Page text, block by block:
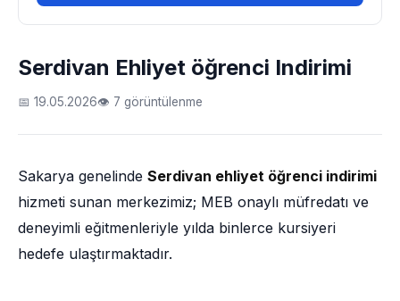
Serdivan Ehliyet öğrenci Indirimi
📅 19.05.2026👁 7 görüntülenme
Sakarya genelinde Serdivan ehliyet öğrenci indirimi
hizmeti sunan merkezimiz; MEB onaylı müfredatı ve
deneyimli eğitmenleriyle yılda binlerce kursiyeri
hedefe ulaştırmaktadır.